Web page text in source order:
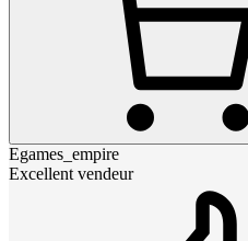
Egames_empire
Excellent vendeur